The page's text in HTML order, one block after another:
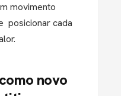
movimento
posicionar cada
novo